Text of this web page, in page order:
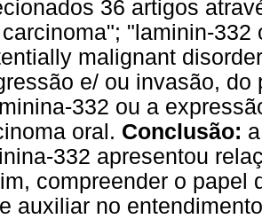
36 artigos
"laminin-
malignant
e/ ou invasão,
332 ou a
oral. Conclusão:
332 apresentou
compreender o papel
auxiliar no